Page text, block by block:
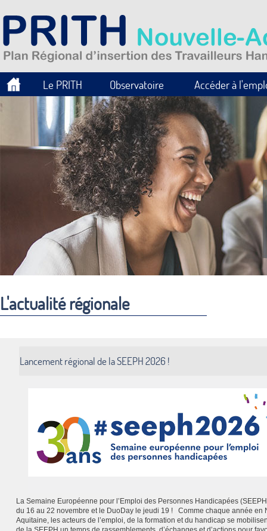
Le PRITH Observatoire Accéder à
L'actualité régionale
Lancement régional de la SEEPH 2026 !
La Semaine Européenne pour l’Emploi des Personnes Handicapées
du 16 au 22 novembre et le DuoDay le jeudi 19 ! Comme chaque année en
Aquitaine, les acteurs de l’emploi, de la formation et du handicap se